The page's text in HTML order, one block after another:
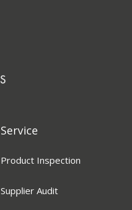
Service
Product Inspection
Supplier Audit